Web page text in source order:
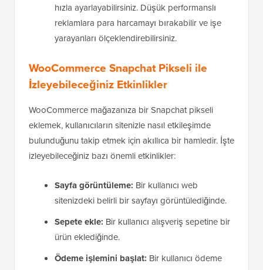
hızla ayarlayabilirsiniz. Düşük performanslı
reklamlara para harcamayı bırakabilir ve işe
yarayanları ölçeklendirebilirsiniz.
WooCommerce Snapchat Pikseli ile
İzleyebileceğiniz Etkinlikler
WooCommerce mağazanıza bir Snapchat pikseli
eklemek, kullanıcıların sitenizle nasıl etkileşimde
bulunduğunu takip etmek için akıllıca bir hamledir. İşte
izleyebileceğiniz bazı önemli etkinlikler:
Sayfa görüntüleme: Bir kullanıcı web
sitenizdeki belirli bir sayfayı görüntülediğinde.
Sepete ekle: Bir kullanıcı alışveriş sepetine bir
ürün eklediğinde.
Ödeme işlemini başlat: Bir kullanıcı ödeme